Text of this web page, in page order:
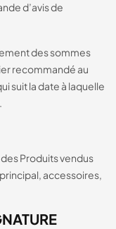
d’avis de
des sommes
recommandé au
suit la date à laquelle
Produits vendus
accessoires,